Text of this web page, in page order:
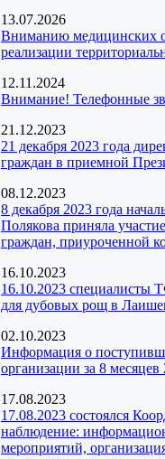
13.07.2026
Вниманию медицинских
реализации
12.11.2024
Внимание! Телефонные
21.12.2023
21 декабря 2023 года
граждан в приемной
08.12.2023
8 декабря 2023 года
Полякова приняла
граждан, приуроченной
16.10.2023
16.10.2023 специалисты
для дубовых рощ в
02.10.2023
Информация о
организации за 8 месяцев
17.08.2023
17.08.2023 состоялся
наблюдение:
мероприятий,